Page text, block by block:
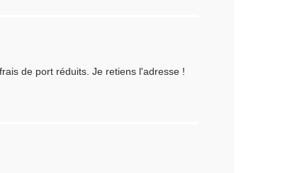
de port réduits. Je retiens l'adresse !